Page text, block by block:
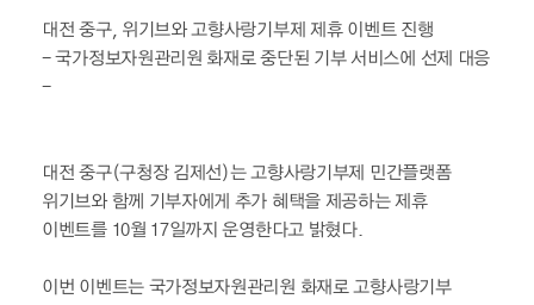
대전 중구, 위기브와 고향사랑기부제 제휴 이벤트 진행
- 국가정보자원관리원 화재로 중단된 기부 서비스에 선제 대응
-
대전 중구(구청장 김제선)는 고향사랑기부제 민간플랫폼
위기브와 함께 기부자에게 추가 혜택을 제공하는 제휴
이벤트를 10월 17일까지 운영한다고 밝혔다.
이번 이벤트는 국가정보자원관리원 화재로 고향사랑기부